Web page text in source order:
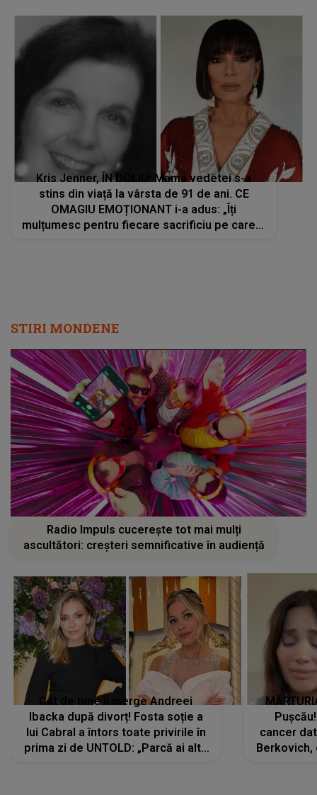
Kris Jenner, ÎN DOLIU! Mama vedetei s-a
stins din viață la vârsta de 91 de ani. CE
OMAGIU EMOȚIONANT i-a adus: „Îți
mulțumesc pentru fiecare sacrificiu pe care l-
STIRI MONDENE
Radio Impuls cucerește tot mai mulți
ascultători: creșteri semnificative în audiență
Cât de bine îi merge Andreei
Ibacka după divorț! Fosta soție a
lui Cabral a întors toate privirile în
prima zi de UNTOLD: „Parcă ai altă
cancer
Berkovich,